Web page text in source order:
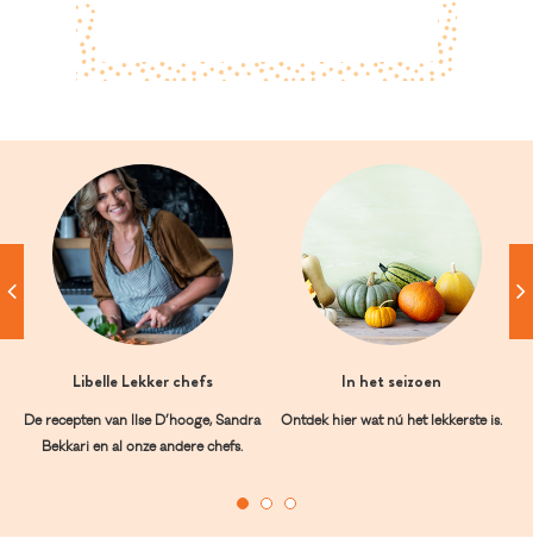
Libelle Lekker chefs
De recepten van Ilse D’hooge, Sandra
Bekkari en al onze andere chefs.
In het seizoen
Ontdek hier wat nú het lekkerste is.